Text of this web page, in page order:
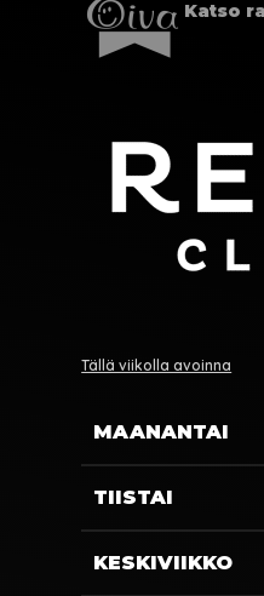
Katso
Tällä viikolla avoinna
MAANANTAI
TIISTAI
KESKIVIIKKO